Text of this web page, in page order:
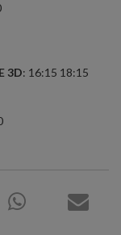
3D: 16:15 18:15